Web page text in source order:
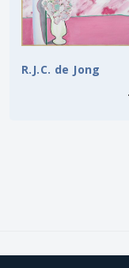
Zoeken
R.J.C. de Jong